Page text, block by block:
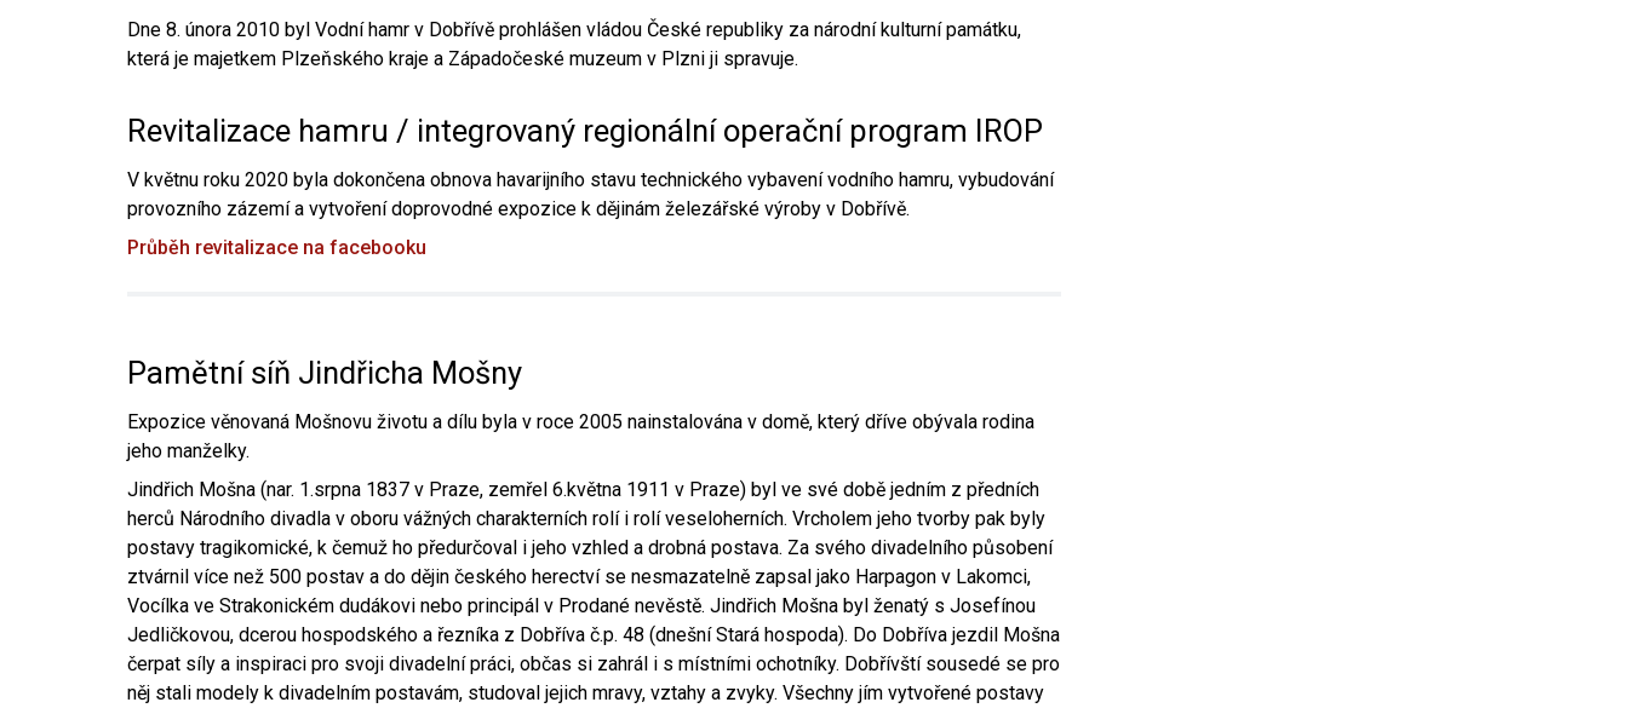
Dne 8. února 2010 byl Vodní hamr v Dobřívě prohlášen vládou České republiky za národní kulturní památku,
která je majetkem Plzeňského kraje a Západočeské muzeum v Plzni ji spravuje.
Revitalizace hamru / integrovaný regionální operační program IROP
V květnu roku 2020 byla dokončena obnova havarijního stavu technického vybavení vodního hamru, vybudování
provozního zázemí a vytvoření doprovodné expozice k dějinám železářské výroby v Dobřívě.
Průběh revitalizace na facebooku
Pamětní síň Jindřicha Mošny
Expozice věnovaná Mošnovu životu a dílu byla v roce 2005 nainstalována v domě, který dříve obývala rodina
jeho manželky.
Jindřich Mošna (nar. 1.srpna 1837 v Praze, zemřel 6.května 1911 v Praze) byl ve své době jedním z předních
herců Národního divadla v oboru vážných charakterních rolí i rolí veseloherních. Vrcholem jeho tvorby pak byly
postavy tragikomické, k čemuž ho předurčoval i jeho vzhled a drobná postava. Za svého divadelního působení
ztvárnil více než 500 postav a do dějin českého herectví se nesmazatelně zapsal jako Harpagon v Lakomci,
Vocílka ve Strakonickém dudákovi nebo principál v Prodané nevěstě. Jindřich Mošna byl ženatý s Josefínou
Jedličkovou, dcerou hospodského a řezníka z Dobříva č.p. 48 (dnešní Stará hospoda). Do Dobříva jezdil Mošna
čerpat síly a inspiraci pro svoji divadelní práci, občas si zahrál i s místními ochotníky. Dobřívští sousedé se pro
něj stali modely k divadelním postavám, studoval jejich mravy, vztahy a zvyky. Všechny jím vytvořené postavy